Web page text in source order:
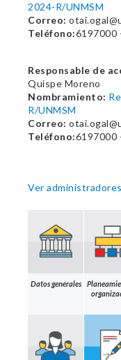
2024-R/UNMSM
Correo:
Teléfono:6197000
Responsable de
Quispe Moreno
Nombramiento:
R/UNMSM
Correo:
Teléfono:6197000
Ver
Datos generales